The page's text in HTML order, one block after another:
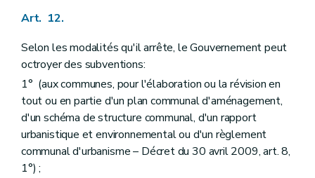
Section 3 Des actes et travaux d'impact limité au sens de l'article
127, §4, alinéa 2, 1°
Art. 264
Section 4 Des actes et travaux dispensés du concours d'un architecte
Art. 265
Chapitre IVbis
Des arbres et des haies remarquables
Art. 266
Art. 267
Art. 268
Art. 12.
Selon les modalités qu'il arrête, le Gouvernement peut
octroyer des subventions:
1° (aux communes, pour l'élaboration ou la révision en
tout ou en partie d'un plan communal d'aménagement,
d'un schéma de structure communal, d'un rapport
urbanistique et environnemental ou d'un règlement
communal d'urbanisme – Décret du 30 avril 2009, art. 8,
1°) ;